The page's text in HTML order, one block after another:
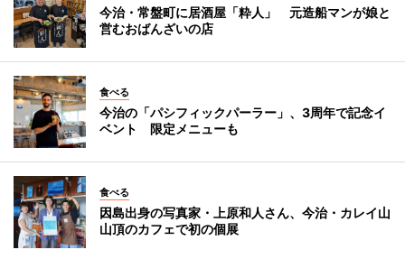
今治・常盤町に居酒屋「粋人」 元造船マンが娘と
営むおばんざいの店
食べる
今治の「パシフィックパーラー」、3周年で記念イ
ベント 限定メニューも
食べる
因島出身の写真家・上原和人さん、今治・カレイ山
山頂のカフェで初の個展